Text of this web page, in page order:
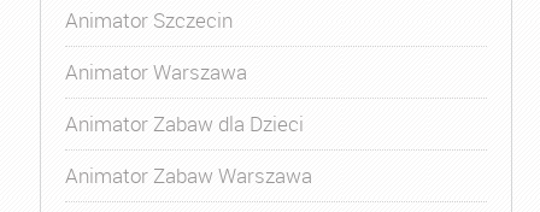
Animator Szczecin
Animator Warszawa
Animator Zabaw dla Dzieci
Animator Zabaw Warszawa